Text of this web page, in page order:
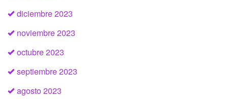
diciembre 2023
noviembre 2023
octubre 2023
septiembre 2023
agosto 2023